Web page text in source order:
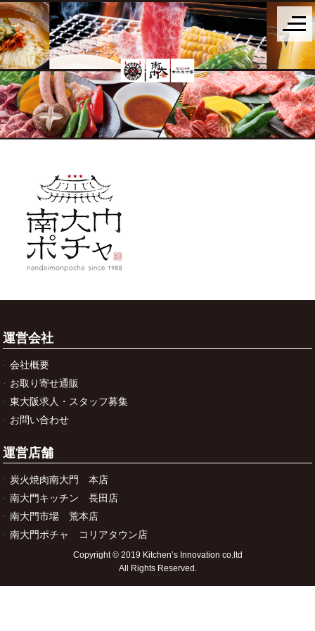
運営会社
会社概要
お取り寄せ通販
東大阪求人・スタッフ募集
お問い合わせ
運営店舗
炭火焼肉南大門 本店
南大門キッチン 長田店
南大門市場 荒本店
南大門ポチャ コリアタウン店
Copyright © 2019 Kitchen’s Innovation co.ltd
All Rights Reserved.